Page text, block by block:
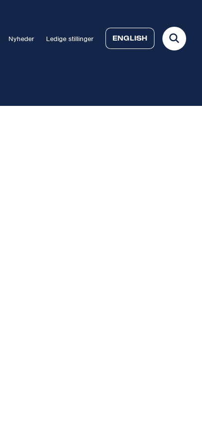
Nyheder Ledige stillinger ENGLISH